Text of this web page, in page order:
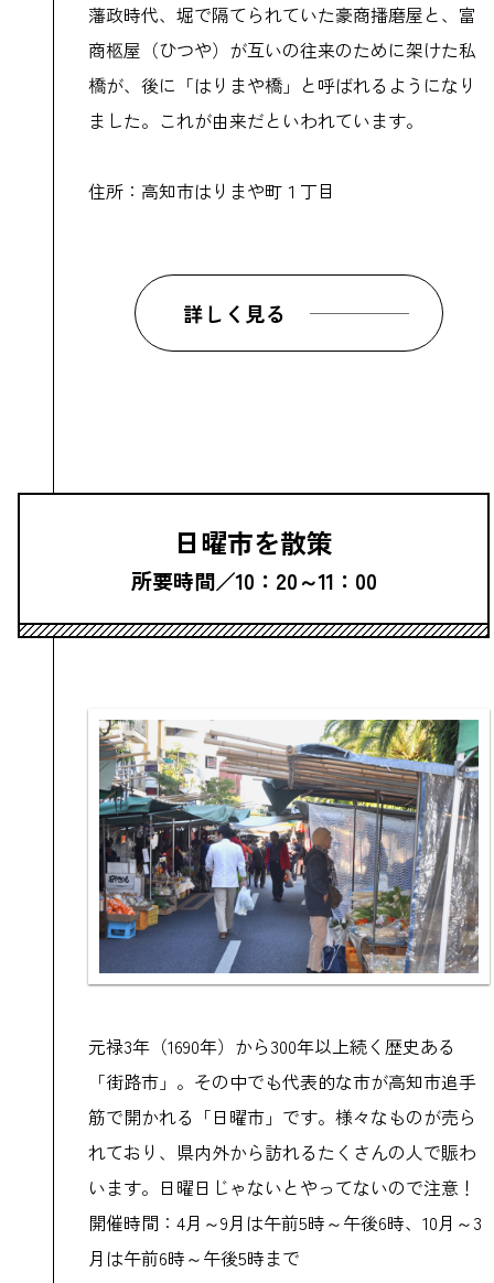
藩政時代、堀で隔てられていた豪商播磨屋と、富
商柩屋（ひつや）が互いの往来のために架けた私
橋が、後に「はりまや橋」と呼ばれるようになり
ました。これが由来だといわれています。
住所：高知市はりまや町１丁目
詳しく見る
日曜市を散策
所要時間／10：20～11：00
元禄3年（1690年）から300年以上続く歴史ある
「街路市」。その中でも代表的な市が高知市追手
筋で開かれる「日曜市」です。様々なものが売ら
れており、県内外から訪れるたくさんの人で賑わ
います。日曜日じゃないとやってないので注意！
開催時間：4月～9月は午前5時～午後6時、10月～3
月は午前6時～午後5時まで